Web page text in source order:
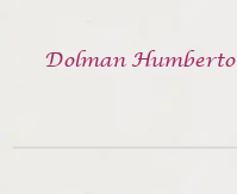
Dolman Humberto